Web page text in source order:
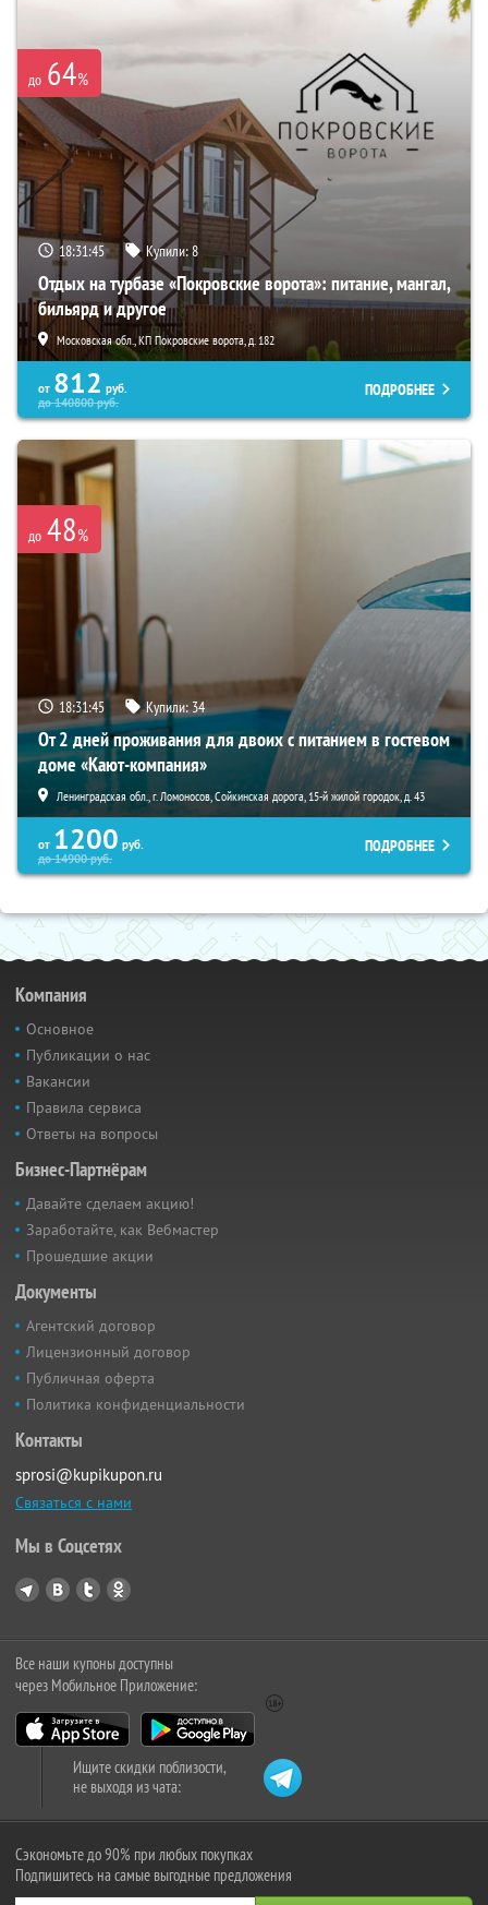
до 64%
18:31:44 Купили:8
Отдых на турбазе «Покровские ворота»: питание, мангал,
бильярд и другое
Московская обл., КП Покровские ворота, д. 182
от 812 руб.
до140800руб.
ПОДРОБНЕЕ
до 48%
18:31:44 Купили:34
От 2 дней проживания для двоих с питанием в гостевом
доме «Кают-компания»
Ленинградская обл., г. Ломоносов, Сойкинская дорога, 15-й жилой городок, д. 43
от 1200 руб.
до14900руб.
ПОДРОБНЕЕ
Компания
Основное
Публикации о нас
Вакансии
Правила сервиса
Ответы на вопросы
Бизнес-Партнёрам
Давайте сделаем акцию!
Заработайте, как Вебмастер
Прошедшие акции
Документы
Агентский договор
Лицензионный договор
Публичная оферта
Политика конфиденциальности
Контакты
sprosi@kupikupon.ru
Связаться с нами
Мы в Соцсетях
Все наши купоны доступны
через Мобильное Приложение:
Ищите скидки поблизости,
не выходя из чата:
Сэкономьте до 90% при любых покупках
Подпишитесь на самые выгодные предложения